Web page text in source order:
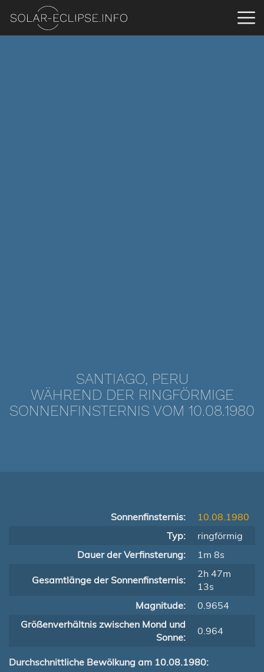
SANTIAGO, PERU
WÄHREND DER RINGFÖRMIGE
SONNENFINSTERNIS VOM 10.08.1980
Sonnenfinsternis:
10.08.1980
Typ:
ringförmig
Dauer der Verfinsterung:
1m 8s
Gesamtlänge der Sonnenfinsternis:
2h 47m
13s
Magnitude:
0.9654
Größenverhältnis zwischen Mond und
Sonne:
0.964
Durchschnittliche Bewölkung am 10.08.1980: